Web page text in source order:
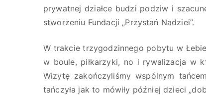
prywatnej działce budzi podziw i
stworzeniu Fundacji „Przystań Nadziei”.
W trakcie trzygodzinnego pobytu w
w boule, piłkarzyki, no i rywalizacja w
Wizytę zakończyliśmy wspólnym
tańczyła jak to mówiły później dzieci